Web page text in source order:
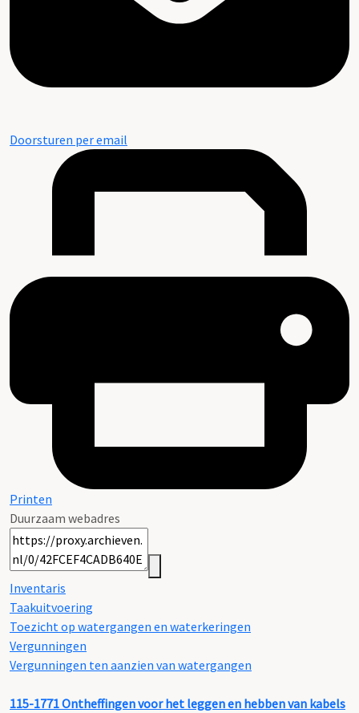
Doorsturen per email
Printen
Duurzaam webadres
Inventaris
Taakuitvoering
Toezicht op watergangen en waterkeringen
Vergunningen
Vergunningen ten aanzien van watergangen
115-1771Ontheffingen voor het leggen en hebben van kabels